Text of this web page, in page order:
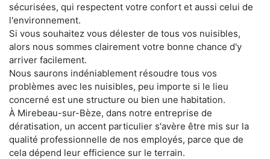
sécurisées, qui respectent votre confort et aussi celui de
l'environnement.
Si vous souhaitez vous délester de tous vos nuisibles,
alors nous sommes clairement votre bonne chance d'y
arriver facilement.
Nous saurons indéniablement résoudre tous vos
problèmes avec les nuisibles, peu importe si le lieu
concerné est une structure ou bien une habitation.
À Mirebeau-sur-Bèze, dans notre entreprise de
dératisation, un accent particulier s'avère être mis sur la
qualité professionnelle de nos employés, parce que de
cela dépend leur efficience sur le terrain.